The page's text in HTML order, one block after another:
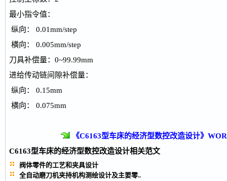
最小指令值：
纵向： 0.01mm/step
横向： 0.005mm/step
刀具补偿量：0~99.99mm
进给传动链间隙补偿量：
纵向： 0.15mm
横向： 0.075mm
《C6163型车床的经济型数控改造设计》
C6163型车床的经济型数控改造设计相关范文
阀体零件的工艺和夹具设计
全自动磨刀机夹持机构测绘设计及主要零..